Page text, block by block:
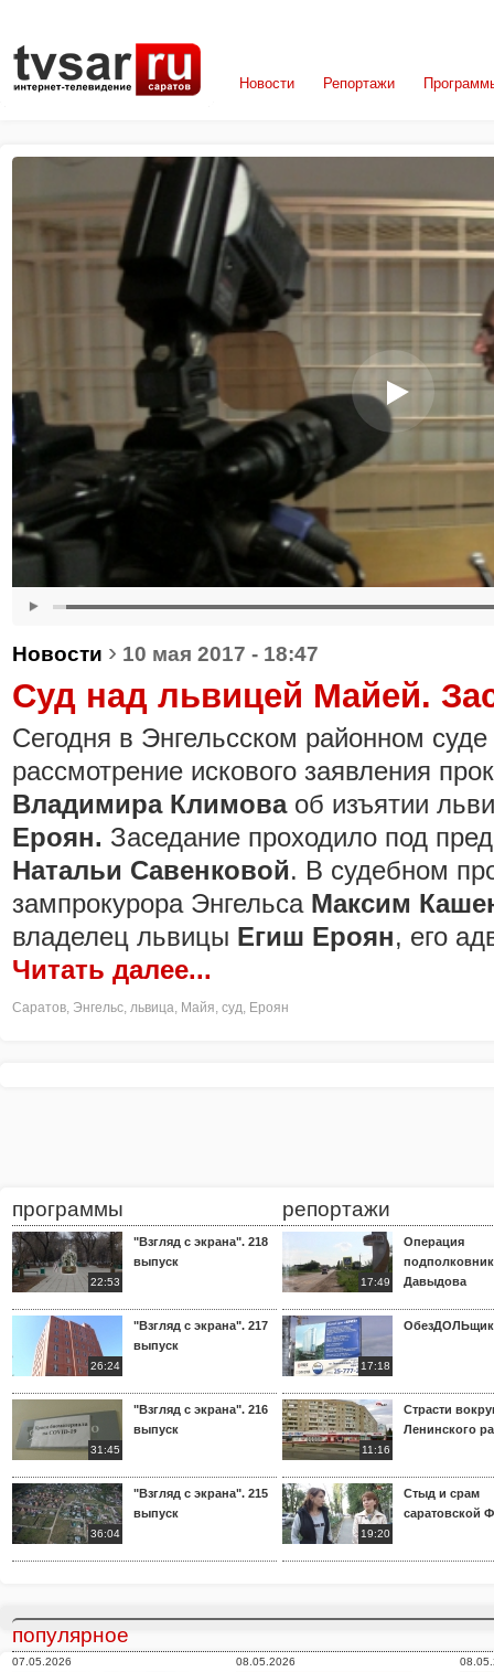
Новости Репортажи
Новости › 10 мая 2017 - 18:47
Суд над львицей Майей.
Сегодня в Энгельсском районном
рассмотрение искового заявления
Владимира Климоваоб изъятии
Ероян. Заседание проходило под
Натальи Савенковой. В судебном
зампрокурора Энгельса Максим
владелец львицы Егиш Ероян, его
Читать далее...
Саратов, Энгельс, львица, Майя, суд, Ероян
программы
22:53
"Взгляд с экрана". 218
выпуск
26:24
"Взгляд с экрана". 217
выпуск
31:45
"Взгляд с экрана". 216
выпуск
36:04
"Взгляд с экрана". 215
выпуск
репортажи
17:49
Операция
Давыдова
17:18
11:16
Страсти
Ленинского
19:20
Стыд и срам
саратовской
популярное
07.05.2026 08.05.2026